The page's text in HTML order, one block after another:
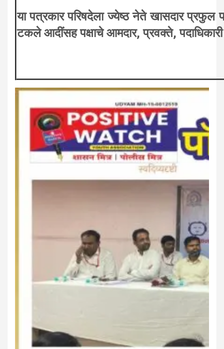
या पत्रकार परिषदेला ज्येष्ठ नेते खासदार प्रफुल
टकले आदींसह पक्षाचे आमदार, प्रवक्ते,